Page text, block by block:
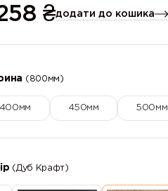
₴додати до кошика
(800мм)
400мм 450мм 500мм
(Дуб Крафт)